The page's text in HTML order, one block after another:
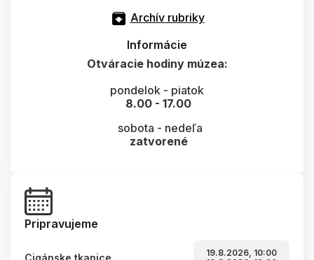
Archív rubriky
Informácie
Otváracie hodiny múzea:
pondelok - piatok
8.00 - 17.00
sobota - nedeľa
zatvorené
Pripravujeme
19.8.2026, 10:00